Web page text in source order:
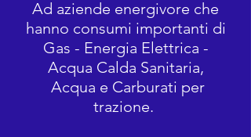
Ad aziende energivore che
hanno consumi importanti di
Gas - Energia Elettrica -
Acqua Calda Sanitaria,
Acqua e Carburati per
trazione.